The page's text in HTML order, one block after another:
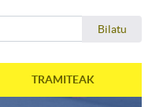
Bilatu
TRAMITEAK